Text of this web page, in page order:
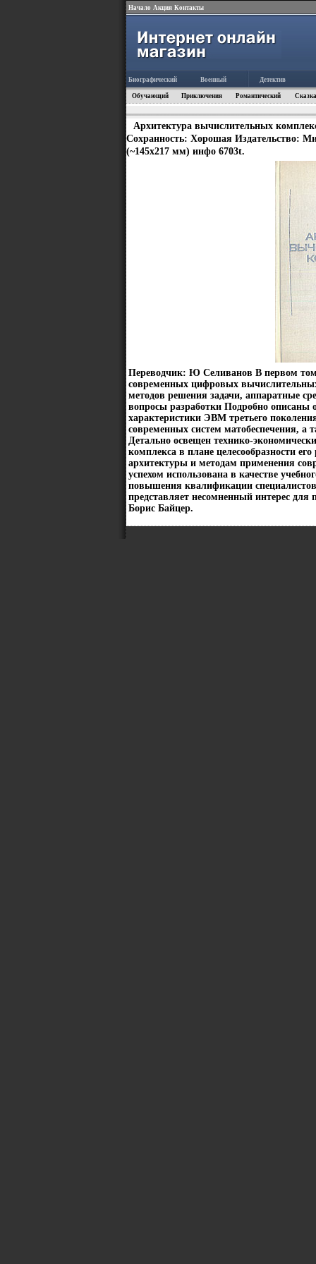
Начало Акция Контакты
Биографический Военный Детектив
Обучающий Приключения Романтический
Архитектура вычислительных
Сохранность: Хорошая Издательство:
(~145х217 мм) инфо 6703t.
Переводчик: Ю Селиванов В первом
современных цифровых
методов решения задачи, аппаратные
вопросы разработки Подробно описаны
характеристики ЭВМ третьего
современных систем матобеспечения,
Детально освещен технико-
комплекса в плане целесообразности
архитектуры и методам применения
успехом использована в качестве
повышения квалификации
представляет несомненный интерес
Борис Байцер.